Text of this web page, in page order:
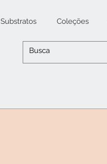
Substratos Coleções